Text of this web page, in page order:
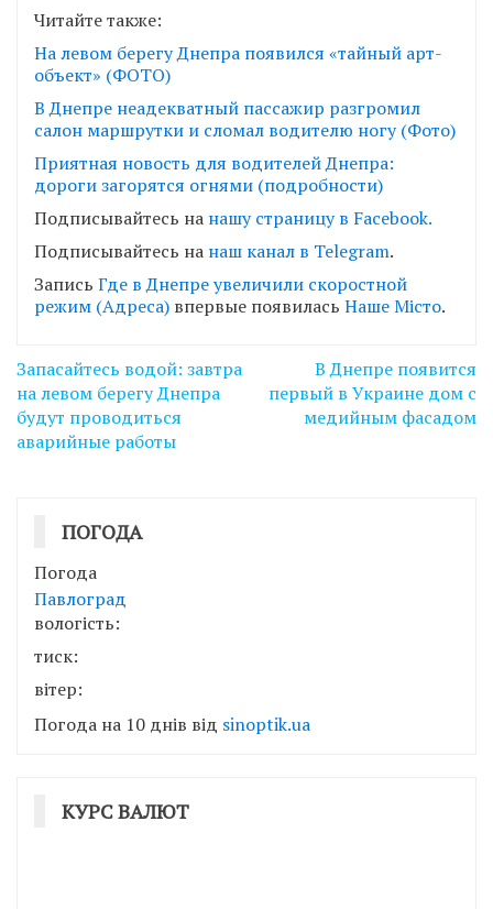
Читайте также:
На левом берегу Днепра появился «тайный арт-
объект» (ФОТО)
В Днепре неадекватный пассажир разгромил
салон маршрутки и сломал водителю ногу (Фото)
Приятная новость для водителей Днепра:
дороги загорятся огнями (подробности)
Подписывайтесь на нашу страницу в Facebook.
Подписывайтесь на наш канал в Telegram.
Запись Где в Днепре увеличили скоростной
режим (Адреса) впервые появилась Наше Місто.
Навігація
записів
Запасайтесь водой: завтра
на левом берегу Днепра
будут проводиться
аварийные работы
В Днепре появится
первый в Украине дом с
медийным фасадом
ПОГОДА
Погода
Павлоград
вологість:
тиск:
вітер:
Погода на 10 днів від sinoptik.ua
КУРС ВАЛЮТ